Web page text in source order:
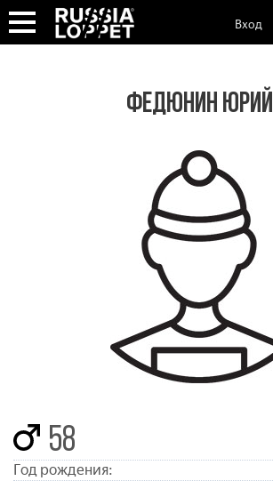
Вход
ФЕДЮНИН ЮРИЙ
58
Год рождения: